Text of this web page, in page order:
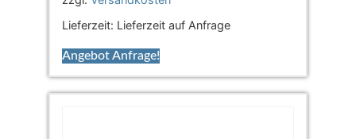
Lieferzeit: Lieferzeit auf Anfrage
Angebot Anfrage!